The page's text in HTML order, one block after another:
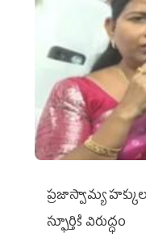
ప్రజాస్వామ్య
స్ఫూర్తికి విరుద్ధం